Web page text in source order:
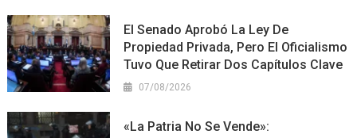
El Senado Aprobó La Ley De
Propiedad Privada, Pero El Oficialismo
Tuvo Que Retirar Dos Capítulos Clave
07/08/2026
«La Patria No Se Vende»: